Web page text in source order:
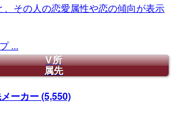
、その人の恋愛属性や恋の傾向が表示
...
V所
属先
ーカー(5,550)